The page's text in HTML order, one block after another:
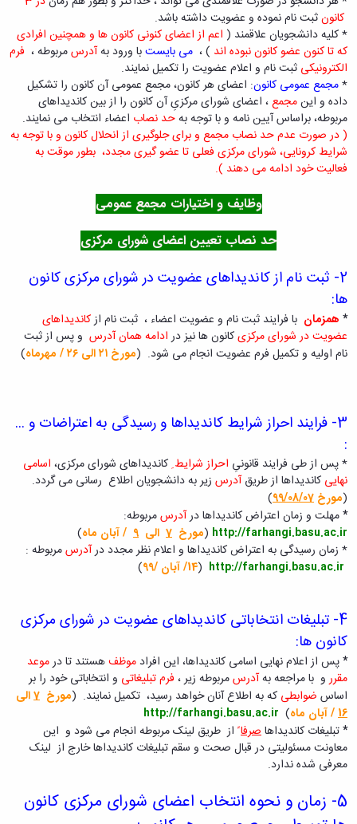
و
نقشه
دفترچه
تلفن
واحد
ها
نامه
ها
فرم
های
ثبت
نام
افتخارات
کسب
شده
کانونهای
فرهنگی
کارشناسان
کانون
های
آئین
نامه
ها
نام
افتخارات
کسب
شده
نشریات
دانشگاهی
ثبت
درخواست
نشریه
بارگذاری
نشریات
فعال
دانشگاهی
مشاهده
آرشیو
نشریات
بارگذاری
شده
تورهای
زیارتی
دانشجویی
فرم
های
ثبت
نام
آنلاین
انتخابات
انجمن
های
نام
آنلاین
کانون
های
فرهنگی
مراسم
جشن
دانش
آموختگی
مراسم
جشن
اعیاد
مختلف
بایگانی
سال
1401
1398
کانونثبت نام نموده و عضویت داشته باشد.
* کلیه دانشجویان علاقمند ( اعم از اعضای کنونی کانون ها و همچنین افرادی
که تا کنون عضو کانون نبوده اند ) ، می بایستبا ورود بهآدرسمربوطه ، فرم
الکترونیکی ثبت نام و اعلام عضویت را تکمیل نمایند.
*مجمع عمومی کانون: اعضای هر کانون، مجمع عمومی آن کانون را تشکیل
داده و اینمجمع، اعضای شورای مرکزیِ آن کانون را از بین کاندیداهای
مربوطه، براساس آیین نامه و با توجه بهحد نصاب اعضاء انتخاب می نمایند.
( در صورت عدم حد نصاب مجمع و برای جلوگیری از انحلال کانون و با توجه به
شرایط کرونایی، شورای مرکزی فعلی تا عضو گیری مجدد، بطور موقت به
فعالیت خود ادامه می دهند ).
وظایف و اختیارات مجمع عمومی
حد نصاب تعیین اعضای شورای مرکزی
2- ثبت نام از کاندیداهای عضویت در شورای مرکزی کانون
ها:
* همزمان با فرایند ثبت نام و عضویت اعضاء ، ثبت نام ازکاندیداهای
عضویت در شورای مرکزیکانون ها نیز در ادامه همانآدرس و پس از ثبت
نام اولیه و تکمیل فرم عضویت انجام می شود. (مورخ ۲۱ الی ۲۶ / مهرماه)
3- فرایند احراز شرایط کاندیداها و رسیدگی به اعتراضات و ...
:
* پس از طی فرایند قانونیِ احراز شرایط ِکاندیداهای شورای مرکزی، اسامی
نهایی کاندیداها از طریقآدرس زیر به دانشجویان اطلاع رسانی می گردد.
(مورخ 99/08/07
)
*مهلت و زمان اعتراض کاندیداها درآدرسمربوطه:
http://farhangi.basu.ac.ir
(مورخ 7 الی 9 / آبان ماه)
* زمان رسیدگی به اعتراض کاندیداها و اعلام نظر مجدد درآدرسمربوطه :
http://farhangi.basu.ac.ir
(14/ آبان /99 )
4- تبلیغات انتخاباتی کاندیداهای عضویت در شورای مرکزی
کانون ها:
*پس از اعلام نهایی اسامی کاندیداها، این افراد موظفهستند تا درموعد
مقرر و با مراجعه بهآدرسمربوطه زیر ، فرم تبلیغاتی و انتخاباتی خود را بر
اساس ضوابطی که به اطلاع آنان خواهد رسید، تکمیل نمایند. (مورخ 7الی
16/ آبان ماه)
http://farhangi.basu.ac.ir
*تبلیغات کاندیداهاصرفاً از طریق لینک مربوطه انجام می شود و این
معاونت مسئولیتی در قبال صحت و سقم تبلیغات کاندیداها خارج از لینک
معرفی شده ندارد.
5- زمان و نحوه انتخاب اعضای شورای مرکزی کانون